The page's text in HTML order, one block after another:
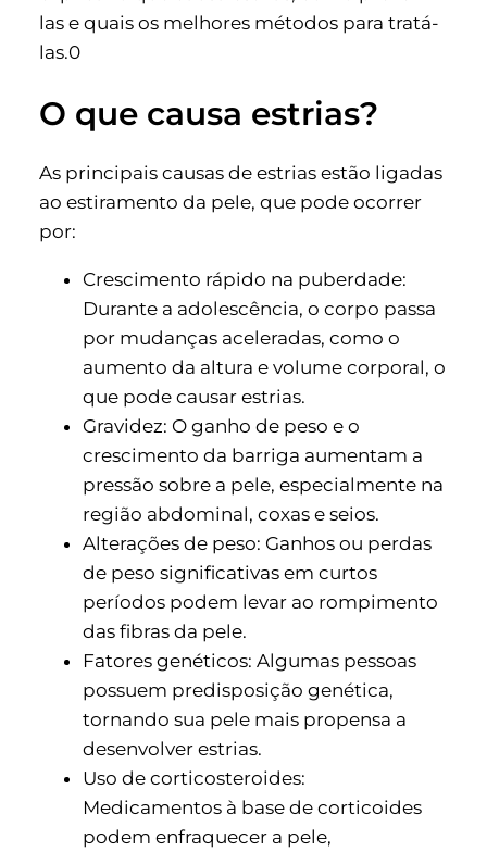
las e quais os melhores métodos para tratá-
las.0
O que causa estrias?
As principais causas de estrias estão ligadas
ao estiramento da pele, que pode ocorrer
por:
Crescimento rápido na puberdade:
Durante a adolescência, o corpo passa
por mudanças aceleradas, como o
aumento da altura e volume corporal, o
que pode causar estrias.
Gravidez: O ganho de peso e o
crescimento da barriga aumentam a
pressão sobre a pele, especialmente na
região abdominal, coxas e seios.
Alterações de peso: Ganhos ou perdas
de peso significativas em curtos
períodos podem levar ao rompimento
das fibras da pele.
Fatores genéticos: Algumas pessoas
possuem predisposição genética,
tornando sua pele mais propensa a
desenvolver estrias.
Uso de corticosteroides:
Medicamentos à base de corticoides
podem enfraquecer a pele,